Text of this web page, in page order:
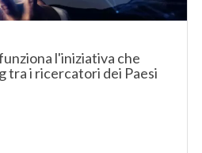
l'iniziativa che
tra i ricercatori dei Paesi